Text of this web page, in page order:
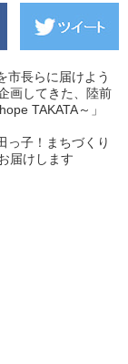
市長らに届けよう
画してきた、陸前
TAKATA～」
っ子！まちづくり
届けします